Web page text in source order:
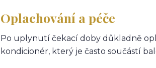
Oplachování a péče
Po uplynutí čekací doby důkladně
kondicionér, který je často součástí